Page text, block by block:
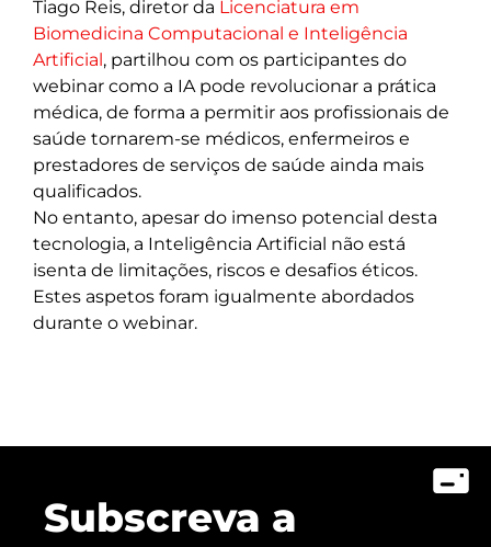
Tiago Reis, diretor da Licenciatura em
Biomedicina Computacional e Inteligência
Artificial , partilhou com os participantes do
webinar como a IA pode revolucionar a prática
médica, de forma a permitir aos profissionais de
saúde tornarem-se médicos, enfermeiros e
prestadores de serviços de saúde ainda mais
qualificados.
No entanto, apesar do imenso potencial desta
tecnologia, a Inteligência Artificial não está
isenta de limitações, riscos e desafios éticos.
Estes aspetos foram igualmente abordados
durante o webinar.
Subscreva a